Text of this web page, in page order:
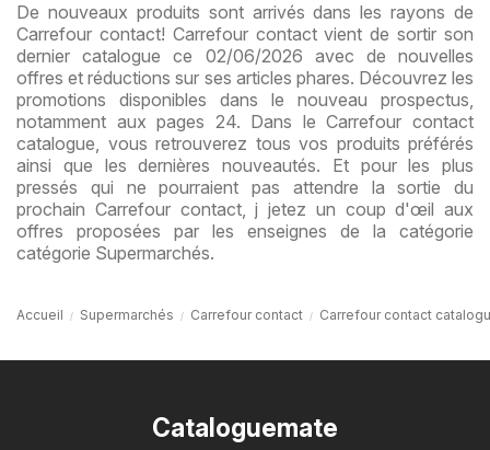
De nouveaux produits sont arrivés dans les rayons de
Carrefour contact! Carrefour contact vient de sortir son
dernier catalogue ce 02/06/2026 avec de nouvelles
offres et réductions sur ses articles phares. Découvrez les
promotions disponibles dans le nouveau prospectus,
notamment aux pages 24. Dans le Carrefour contact
catalogue, vous retrouverez tous vos produits préférés
ainsi que les dernières nouveautés. Et pour les plus
pressés qui ne pourraient pas attendre la sortie du
prochain Carrefour contact, j jetez un coup d'œil aux
offres proposées par les enseignes de la catégorie
catégorie Supermarchés.
Accueil Supermarchés Carrefour contact Carrefour contact
Cataloguemate